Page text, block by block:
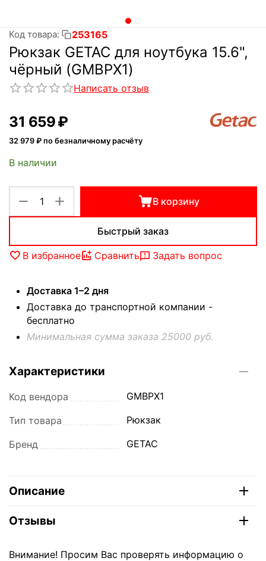
Код товара: 253165
Рюкзак GETAC для ноутбука 15.6",
чёрный (GMBPX1)
Написать отзыв
31 659₽
32 979 ₽ по безналичному расчёту
В наличии
+
− В корзину
Быстрый заказ
В избранное Сравнить Задать вопрос
Доставка 1–2 дня
Доставка до транспортной компании -
бесплатно
Минимальная сумма заказа 25000 руб.
Характеристики
Код вендора GMBPX1
Тип товара Рюкзак
Бренд GETAC
Описание
Отзывы
Внимание! Просим Вас проверять информацию о